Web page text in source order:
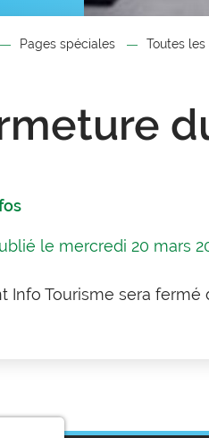
Pages spéciales Toutes
:
le mercredi 20 mars
Info Tourisme sera